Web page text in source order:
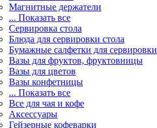
Магнитные держатели
... Показать все
Сервировка стола
Блюда для сервировки стола
Бумажные салфетки для сервировки
Вазы для фруктов, фруктовницы
Вазы для цветов
Вазы конфетницы
... Показать все
Все для чая и кофе
Аксессуары
Гейзерные кофеварки